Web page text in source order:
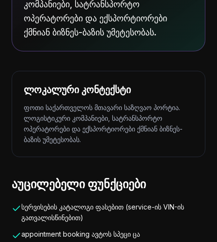
კომპანიები, სატრანსპორტო
ოპერატორები და ექსპორტიორები
ქმნიან ბიზნეს-ბაზის უმეტესობას.
ლოკალური კონტექსტი
ფოთი საქართველოს მთავარი საზღვაო პორტია.
ლოგისტიკური კომპანიები, სატრანსპორტო
ოპერატორები და ექსპორტიორები ქმნიან ბიზნეს-
ბაზის უმეტესობას.
აუცილებელი ფუნქციები
სერვისების კატალოგი ფასებით (service-ის VIN-ის
გათვალისწინებით)
appointment booking ავტოს სპეცი ცა